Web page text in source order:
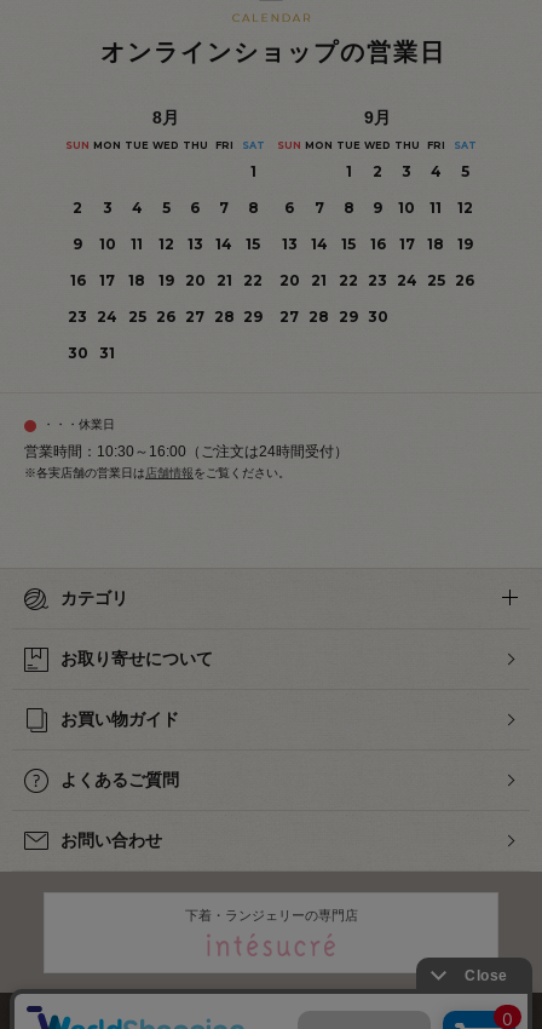
オンラインショップの営業日
8月
SUN MON TUE WED THU FRI SAT
1
2
3 4 5 6 7
8
9
10 11 12 13 14
15
16
17 18 19 20 21
22
23
24 25 26 27 28 29
30
31
9月
SUN MON TUE WED THU FRI SAT
1 2 3 4
5
6
7 8 9 10 11
12
13
14 15 16 17 18
19
20
21 22 23 24 25
26
27 28 29 30
・・・休業日
営業時間：10:30～16:00（ご注文は24時間受付）
※各実店舗の営業日は 店舗情報をご覧ください。
カテゴリ
お取り寄せについて
お買い物ガイド
よくあるご質問
お問い合わせ
下着・ランジェリーの専門店